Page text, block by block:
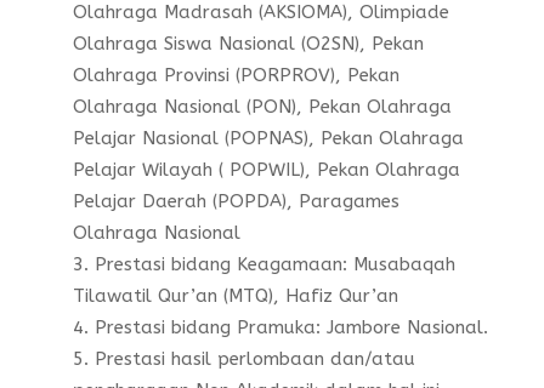
Olahraga Madrasah (AKSIOMA), Olimpiade
Olahraga Siswa Nasional (O2SN), Pekan
Olahraga Provinsi (PORPROV), Pekan
Olahraga Nasional (PON), Pekan Olahraga
Pelajar Nasional (POPNAS), Pekan Olahraga
Pelajar Wilayah ( POPWIL), Pekan Olahraga
Pelajar Daerah (POPDA), Paragames
Olahraga Nasional
Prestasi bidang Keagamaan: Musabaqah
Tilawatil Qur’an (MTQ), Hafiz Qur’an
Prestasi bidang Pramuka: Jambore Nasional.
Prestasi hasil perlombaan dan/atau